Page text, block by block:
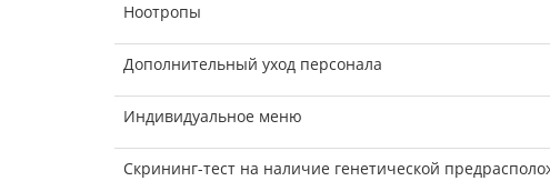
Ноотропы
Дополнительный уход персонала
Индивидуальное меню
Скрининг-тест на наличие генетической